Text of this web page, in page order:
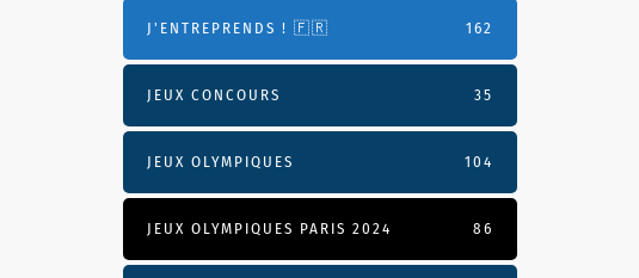
J'ENTREPRENDS ! 🇫🇷 162
JEUX CONCOURS 35
JEUX OLYMPIQUES 104
JEUX OLYMPIQUES PARIS 2024 86